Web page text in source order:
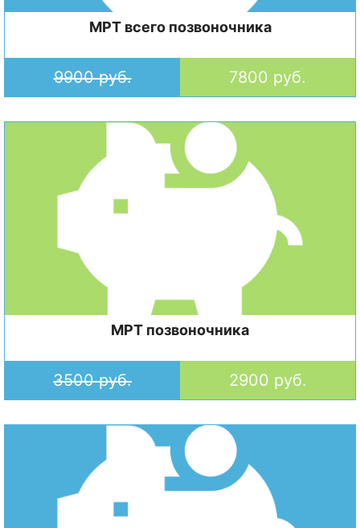
МРТ всего позвоночника
9900 руб. 7800 руб.
МРТ позвоночника
3500 руб. 2900 руб.